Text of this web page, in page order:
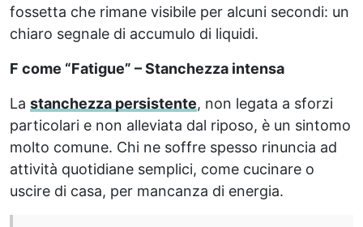
fossetta che rimane visibile per alcuni secondi: un
chiaro segnale di accumulo di liquidi.
F come “Fatigue” – Stanchezza intensa
La stanchezza persistente, non legata a sforzi
particolari e non alleviata dal riposo, è un sintomo
molto comune. Chi ne soffre spesso rinuncia ad
attività quotidiane semplici, come cucinare o
uscire di casa, per mancanza di energia.